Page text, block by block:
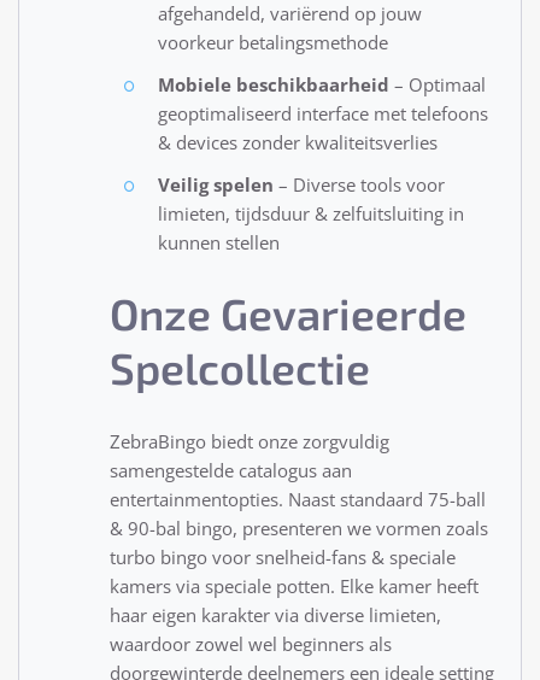
afgehandeld, variërend op jouw
voorkeur betalingsmethode
Mobiele beschikbaarheid – Optimaal
geoptimaliseerd interface met telefoons
& devices zonder kwaliteitsverlies
Veilig spelen – Diverse tools voor
limieten, tijdsduur & zelfuitsluiting in
kunnen stellen
Onze Gevarieerde
Spelcollectie
ZebraBingo biedt onze zorgvuldig
samengestelde catalogus aan
entertainmentopties. Naast standaard 75-ball
& 90-bal bingo, presenteren we vormen zoals
turbo bingo voor snelheid-fans & speciale
kamers via speciale potten. Elke kamer heeft
haar eigen karakter via diverse limieten,
waardoor zowel wel beginners als
doorgewinterde deelnemers een ideale setting